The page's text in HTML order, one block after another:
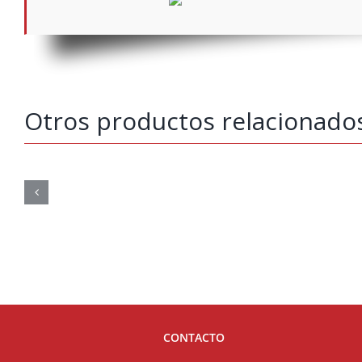
Otros productos
CONTACTO